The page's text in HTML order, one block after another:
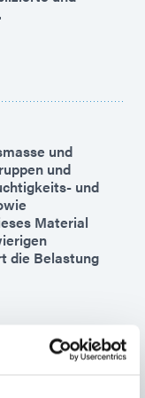
und
und
und
Material
die Belastung